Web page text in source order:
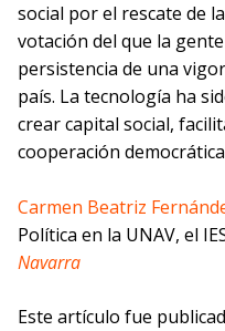
social por el rescate de
votación del que la
persistencia de una
país. La tecnología ha
crear capital social,
cooperación
Carmen Beatriz
Política en la UNAV, el
Navarra
Este artículo fue